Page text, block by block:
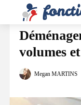
DÉMÉNAGEMENT
volumes
Megan MARTINS